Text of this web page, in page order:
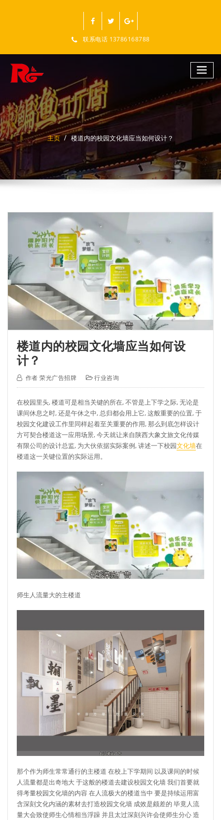
联系电话 13786168788
主页 楼道内的校园文化墙应当如何设计？
楼道内的校园文化墙应当如何设
计？
作者荣光广告招牌 行业咨询
在校园里头, 楼道可是相当关键的所在, 不管是上下学之际, 无论是
课间休息之时, 还是午休之中, 总归都会用上它, 这般重要的位置, 于
校园文化建设工作里同样起着至关重要的作用, 那么到底怎样设计
方可契合楼道这一应用场景, 今天就让来自陕西大象文旅文化传媒
有限公司的设计总监, 为大伙依据实际案例, 讲述一下校园文化墙在
楼道这一关键位置的实际运用。
师生人流量大的主楼道
那个作为师生常常通行的主楼道 在校上下学期间 以及课间的时候
人流量都是出奇地大 于这般的楼道去建设校园文化墙 我们首要就
得考量校园文化墙的内容 在人流极大的楼道当中 要是持续运用富
含深刻文化内涵的素材去打造校园文化墙 成效是颇差的 毕竟人流
量大会致使师生心情相当浮躁 并且太过深刻兴许会使师生分心 造